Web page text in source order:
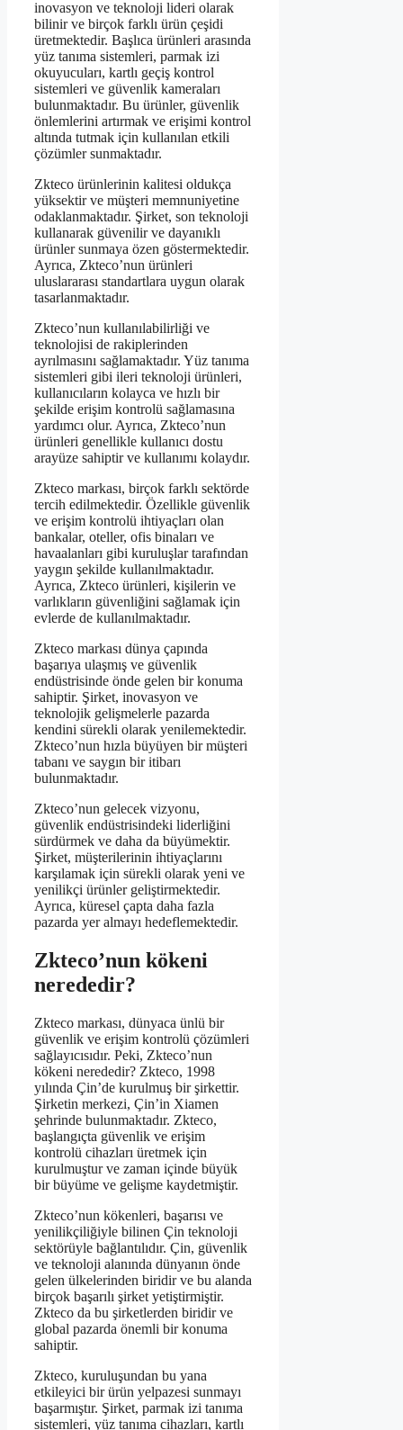
inovasyon ve teknoloji lideri olarak
bilinir ve birçok farklı ürün çeşidi
üretmektedir. Başlıca ürünleri arasında
yüz tanıma sistemleri, parmak izi
okuyucuları, kartlı geçiş kontrol
sistemleri ve güvenlik kameraları
bulunmaktadır. Bu ürünler, güvenlik
önlemlerini artırmak ve erişimi kontrol
altında tutmak için kullanılan etkili
çözümler sunmaktadır.
Zkteco ürünlerinin kalitesi oldukça
yüksektir ve müşteri memnuniyetine
odaklanmaktadır. Şirket, son teknoloji
kullanarak güvenilir ve dayanıklı
ürünler sunmaya özen göstermektedir.
Ayrıca, Zkteco’nun ürünleri
uluslararası standartlara uygun olarak
tasarlanmaktadır.
Zkteco’nun kullanılabilirliği ve
teknolojisi de rakiplerinden
ayrılmasını sağlamaktadır. Yüz tanıma
sistemleri gibi ileri teknoloji ürünleri,
kullanıcıların kolayca ve hızlı bir
şekilde erişim kontrolü sağlamasına
yardımcı olur. Ayrıca, Zkteco’nun
ürünleri genellikle kullanıcı dostu
arayüze sahiptir ve kullanımı kolaydır.
Zkteco markası, birçok farklı sektörde
tercih edilmektedir. Özellikle güvenlik
ve erişim kontrolü ihtiyaçları olan
bankalar, oteller, ofis binaları ve
havaalanları gibi kuruluşlar tarafından
yaygın şekilde kullanılmaktadır.
Ayrıca, Zkteco ürünleri, kişilerin ve
varlıkların güvenliğini sağlamak için
evlerde de kullanılmaktadır.
Zkteco markası dünya çapında
başarıya ulaşmış ve güvenlik
endüstrisinde önde gelen bir konuma
sahiptir. Şirket, inovasyon ve
teknolojik gelişmelerle pazarda
kendini sürekli olarak yenilemektedir.
Zkteco’nun hızla büyüyen bir müşteri
tabanı ve saygın bir itibarı
bulunmaktadır.
Zkteco’nun gelecek vizyonu,
güvenlik endüstrisindeki liderliğini
sürdürmek ve daha da büyümektir.
Şirket, müşterilerinin ihtiyaçlarını
karşılamak için sürekli olarak yeni ve
yenilikçi ürünler geliştirmektedir.
Ayrıca, küresel çapta daha fazla
pazarda yer almayı hedeflemektedir.
Zkteco’nun kökeni
nerededir?
Zkteco markası, dünyaca ünlü bir
güvenlik ve erişim kontrolü çözümleri
sağlayıcısıdır. Peki, Zkteco’nun
kökeni nerededir? Zkteco, 1998
yılında Çin’de kurulmuş bir şirkettir.
Şirketin merkezi, Çin’in Xiamen
şehrinde bulunmaktadır. Zkteco,
başlangıçta güvenlik ve erişim
kontrolü cihazları üretmek için
kurulmuştur ve zaman içinde büyük
bir büyüme ve gelişme kaydetmiştir.
Zkteco’nun kökenleri, başarısı ve
yenilikçiliğiyle bilinen Çin teknoloji
sektörüyle bağlantılıdır. Çin, güvenlik
ve teknoloji alanında dünyanın önde
gelen ülkelerinden biridir ve bu alanda
birçok başarılı şirket yetiştirmiştir.
Zkteco da bu şirketlerden biridir ve
global pazarda önemli bir konuma
sahiptir.
Zkteco, kuruluşundan bu yana
etkileyici bir ürün yelpazesi sunmayı
başarmıştır. Şirket, parmak izi tanıma
sistemleri, yüz tanıma cihazları, kartlı